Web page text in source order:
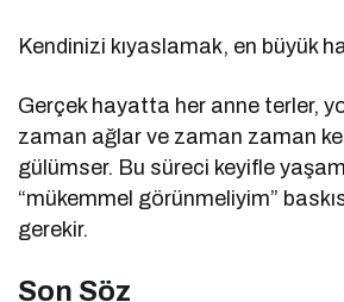
Kendinizi kıyaslamak, en büyük
Gerçek hayatta her anne terler,
zaman ağlar ve zaman zaman
gülümser. Bu süreci keyifle
“mükemmel görünmeliyim”
gerekir.
Son Söz